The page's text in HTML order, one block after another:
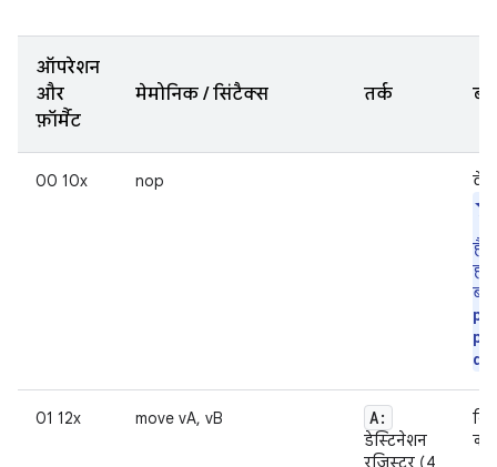
ऑपरेशन
और
फ़ॉर्मैट
मेमोनिक / सिंटैक्स तर्क
00 10x nop
है.
01 12x move vA, vB A:
डेस्टिनेशन
रजिस्टर (4
को